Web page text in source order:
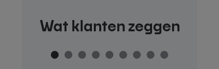
Wat klanten zeggen